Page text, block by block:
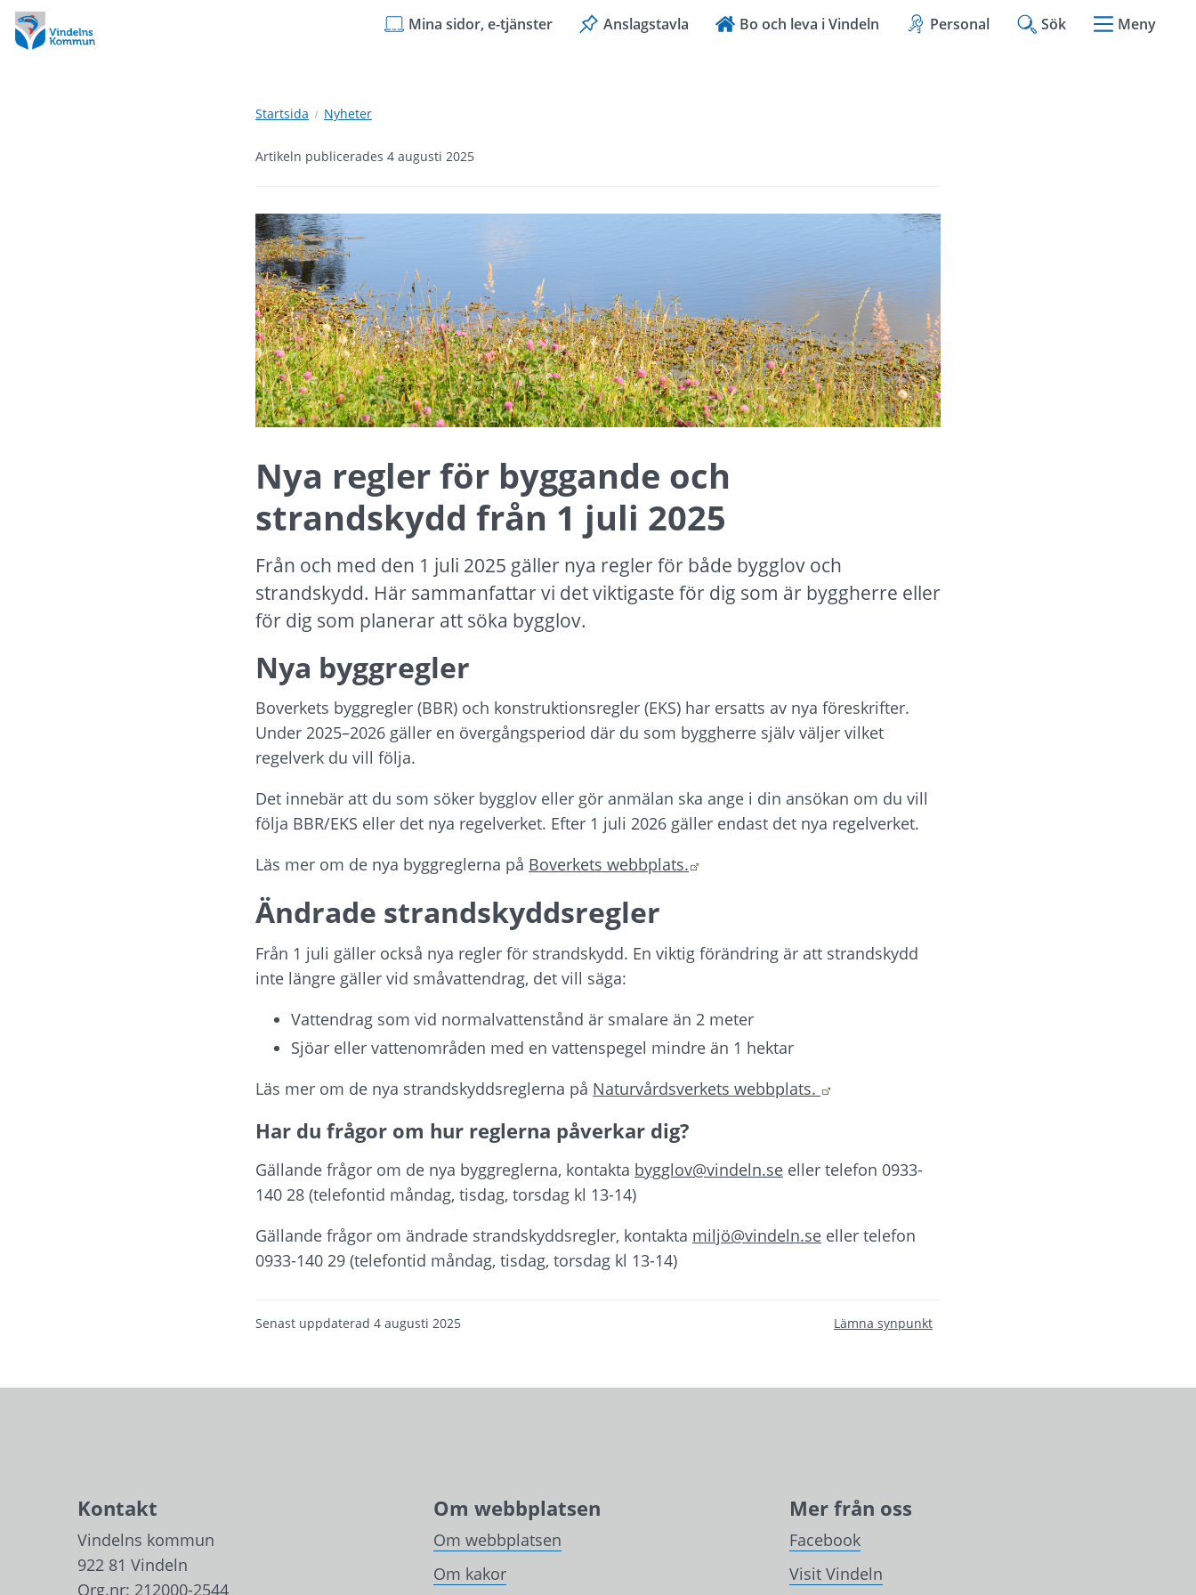
Hoppa
till
innehåll
Hoppa
till
undermeny
Mina sidor, e-tjänster Anslagstavla Bo och leva i Vindeln Personal Sök Meny
Startsida Nyheter
Artikeln publicerades 4 augusti 2025
Nya regler för byggande och
strandskydd från 1 juli 2025
Från och med den 1 juli 2025 gäller nya regler för både bygglov och
strandskydd. Här sammanfattar vi det viktigaste för dig som är byggherre eller
för dig som planerar att söka bygglov.
Nya byggregler
Boverkets byggregler (BBR) och konstruktionsregler (EKS) har ersatts av nya föreskrifter.
Under 2025–2026 gäller en övergångsperiod där du som byggherre själv väljer vilket
regelverk du vill följa.
Det innebär att du som söker bygglov eller gör anmälan ska ange i din ansökan om du vill
följa BBR/EKS eller det nya regelverket. Efter 1 juli 2026 gäller endast det nya regelverket.
Läs mer om de nya byggreglerna på Boverkets webbplats.
Ändrade strandskyddsregler
Från 1 juli gäller också nya regler för strandskydd. En viktig förändring är att strandskydd
inte längre gäller vid småvattendrag, det vill säga:
Vattendrag som vid normalvattenstånd är smalare än 2 meter
Sjöar eller vattenområden med en vattenspegel mindre än 1 hektar
Läs mer om de nya strandskyddsreglerna på Naturvårdsverkets webbplats.
Har du frågor om hur reglerna påverkar dig?
Gällande frågor om de nya byggreglerna, kontakta bygglov@vindeln.se eller telefon 0933-
140 28 (telefontid måndag, tisdag, torsdag kl 13-14)
Gällande frågor om ändrade strandskyddsregler, kontakta miljö@vindeln.se eller telefon
0933-140 29 (telefontid måndag, tisdag, torsdag kl 13-14)
Senast uppdaterad 4 augusti 2025 Lämna synpunkt
Kontakt
Vindelns kommun
922 81 Vindeln
Org.nr: 212000-2544
Om webbplatsen
Om webbplatsen
Om kakor
Mer från oss
Facebook
Visit Vindeln